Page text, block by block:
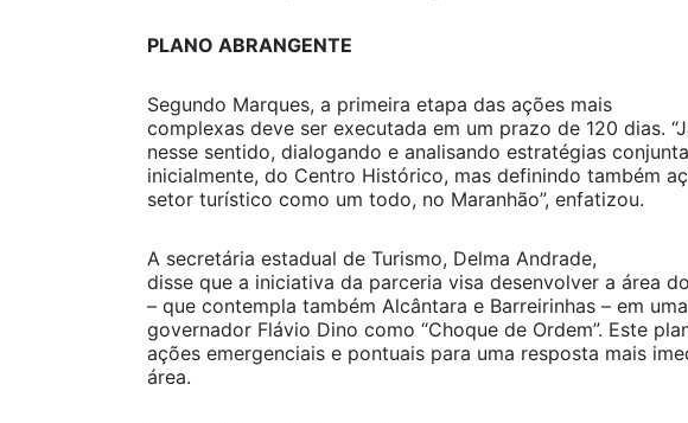
PLANO ABRANGENTE
Segundo Marques, a primeira etapa das ações mais
complexas deve ser executada em um prazo de 120 dias.
nesse sentido, dialogando e analisando estratégias
inicialmente, do Centro Histórico, mas definindo também
setor turístico como um todo, no Maranhão”, enfatizou.
A secretária estadual de Turismo, Delma Andrade,
disse que a iniciativa da parceria visa desenvolver a área
– que contempla também Alcântara e Barreirinhas – em
governador Flávio Dino como “Choque de Ordem”. Este
ações emergenciais e pontuais para uma resposta mais
área.